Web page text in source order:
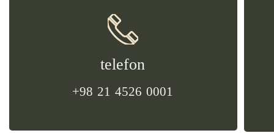
+98 21 4526 0001
telefon​​​​​​​